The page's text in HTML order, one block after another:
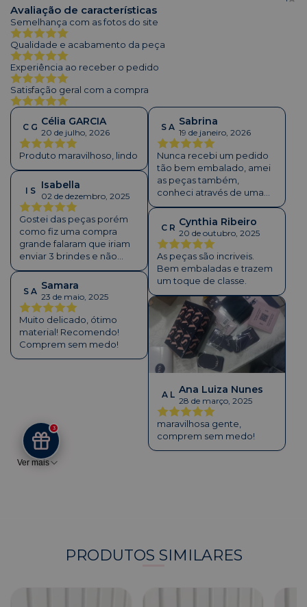
Avaliação de características
Semelhança com as fotos do site
Qualidade e acabamento da peça
Experiência ao receber o pedido
Satisfação geral com a compra
C G Célia GARCIA
20 de julho, 2026
Produto maravilhoso, lindo
I S Isabella
02 de dezembro, 2025
Gostei das peças porém
como fiz uma compra
grande falaram que iriam
enviar 3 brindes e não
mandaram
S A Samara
23 de maio, 2025
Muito delicado, ótimo
material! Recomendo!
Comprem sem medo!
S A Sabrina
19 de janeiro, 2026
Nunca recebi um pedido
tão bem embalado, amei
as peças também,
conheci através de uma
divulgação da Brenda.
C R Cynthia Ribeiro
20 de outubro, 2025
As peças são incriveis.
Bem embaladas e trazem
um toque de classe.
A L Ana Luiza Nunes
28 de março, 2025
maravilhosa gente,
comprem sem medo!
Ver mais
PRODUTOS SIMILARES
3